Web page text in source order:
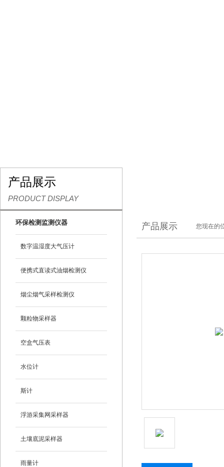
产品展示
PRODUCT DISPLAY
环保检测监测仪器
数字温湿度大气压计
便携式直读式油烟检测仪
烟尘烟气采样检测仪
颗粒物采样器
空盒气压表
水位计
斯计
浮游采集网采样器
土壤底泥采样器
雨量计
产品展示 您现在的